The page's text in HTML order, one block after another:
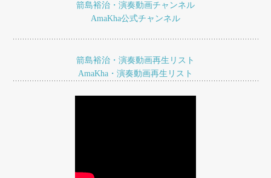
シ
ン
箭島裕治・演奏動画チャンネル
AmaKha公式チャンネル
箭島裕治・演奏動画再生リスト
AmaKha・演奏動画再生リスト